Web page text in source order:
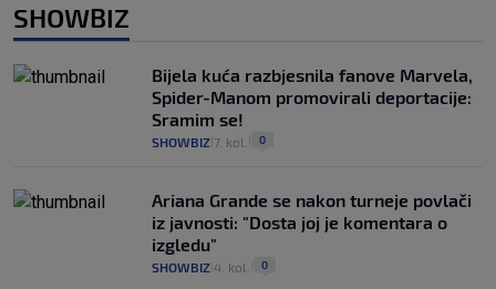
SHOWBIZ
Bijela kuća razbjesnila fanove Marvela,
Spider-Manom promovirali deportacije:
Sramim se!
SHOWBIZ 7. kol. 0
Ariana Grande se nakon turneje povlači
iz javnosti: "Dosta joj je komentara o
izgledu"
SHOWBIZ 4. kol. 0